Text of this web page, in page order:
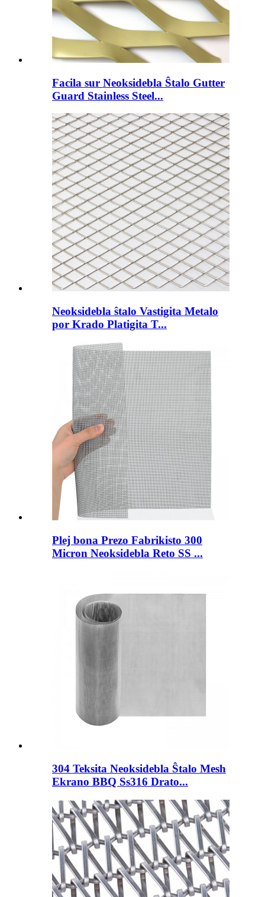
Facila sur Neoksidebla Ŝtalo Gutter
Guard Stainless Steel...
Neoksidebla ŝtalo Vastigita Metalo
por Krado Platigita T...
Plej bona Prezo Fabrikisto 300
Micron Neoksidebla Reto SS ...
304 Teksita Neoksidebla Ŝtalo Mesh
Ekrano BBQ Ss316 Drato...